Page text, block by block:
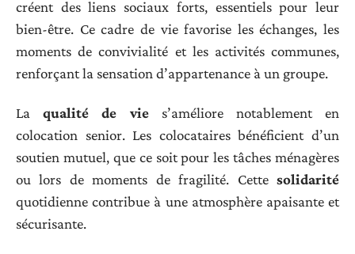
créent des liens sociaux forts, essentiels pour leur
bien-être. Ce cadre de vie favorise les échanges, les
moments de convivialité et les activités communes,
renforçant la sensation d’appartenance à un groupe.
Laqualité de vies’améliore notablement en
colocation senior. Les colocataires bénéficient d’un
soutien mutuel, que ce soit pour les tâches ménagères
ou lors de moments de fragilité. Cette solidarité
quotidienne contribue à une atmosphère apaisante et
sécurisante.